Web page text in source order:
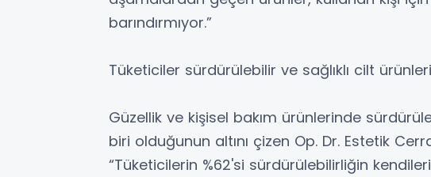
barındırmıyor.”
Tüketiciler sürdürülebilir ve sağlıklı cilt
Güzellik ve kişisel bakım ürünlerinde
biri olduğunun altını çizen Op. Dr. Estetik
“Tüketicilerin %62'si sürdürülebilirliğin